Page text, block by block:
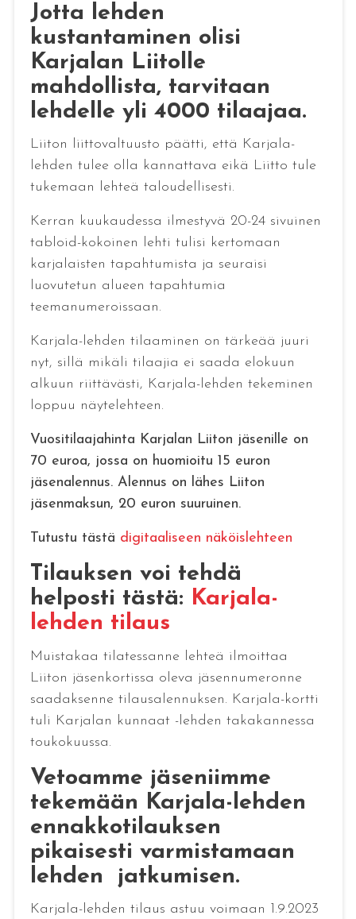
Jotta lehden
kustantaminen olisi
Karjalan Liitolle
mahdollista, tarvitaan
lehdelle yli 4000 tilaajaa.
Liiton liittovaltuusto päätti, että Karjala-
lehden tulee olla kannattava eikä Liitto tule
tukemaan lehteä taloudellisesti.
Kerran kuukaudessa ilmestyvä 20-24 sivuinen
tabloid-kokoinen lehti tulisi kertomaan
karjalaisten tapahtumista ja seuraisi
luovutetun alueen tapahtumia
teemanumeroissaan.
Karjala-lehden tilaaminen on tärkeää juuri
nyt, sillä mikäli tilaajia ei saada elokuun
alkuun riittävästi, Karjala-lehden tekeminen
loppuu näytelehteen.
Vuositilaajahinta Karjalan Liiton jäsenille on
70 euroa, jossa on huomioitu 15 euron
jäsenalennus. Alennus on lähes Liiton
jäsenmaksun, 20 euron suuruinen.
Tutustu tästä digitaaliseen näköislehteen
Tilauksen voi tehdä
helposti tästä: Karjala-
lehden tilaus
Muistakaa tilatessanne lehteä ilmoittaa
Liiton jäsenkortissa oleva jäsennumeronne
saadaksenne tilausalennuksen. Karjala-kortti
tuli Karjalan kunnaat -lehden takakannessa
toukokuussa.
Vetoamme jäseniimme
tekemään Karjala-lehden
ennakkotilauksen
pikaisesti varmistamaan
lehden jatkumisen.
Karjala-lehden tilaus astuu voimaan 1.9.2023